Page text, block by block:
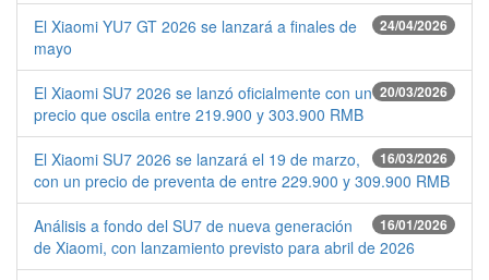
24/04/2026
El Xiaomi YU7 GT 2026 se lanzará a finales de
mayo
20/03/2026
El Xiaomi SU7 2026 se lanzó oficialmente con un
precio que oscila entre 219.900 y 303.900 RMB
16/03/2026
El Xiaomi SU7 2026 se lanzará el 19 de marzo,
con un precio de preventa de entre 229.900 y 309.900 RMB
16/01/2026
Análisis a fondo del SU7 de nueva generación
de Xiaomi, con lanzamiento previsto para abril de 2026